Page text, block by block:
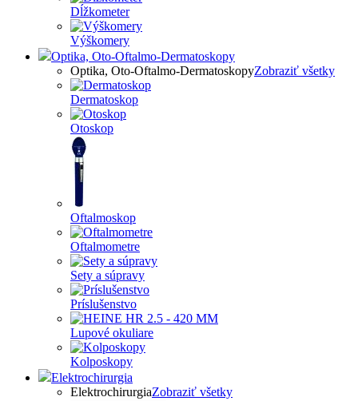
Dĺžkometer
Výškomery
Optika, Oto-Oftalmo-Dermatoskopy
Optika, Oto-Oftalmo-DermatoskopyZobraziť všetky
Dermatoskop
Otoskop
Oftalmoskop
Oftalmometre
Sety a súpravy
Príslušenstvo
Lupové okuliare
Kolposkopy
Elektrochirurgia
ElektrochirurgiaZobraziť všetky